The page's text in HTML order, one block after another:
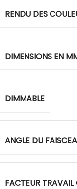
RENDU DES
DIMENSIONS EN
DIMMABLE
ANGLE DU
FACTEUR TRAVAIL